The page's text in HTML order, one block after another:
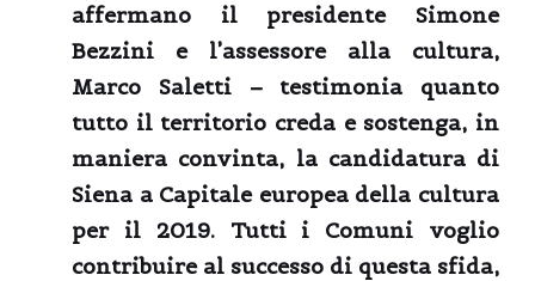
affermano il presidente Simone
Bezzini e l’assessore alla cultura,
Marco Saletti– testimonia quanto
tutto il territorio creda e sostenga, in
maniera convinta, la candidatura di
Siena a Capitale europea della cultura
per il 2019. Tutti i Comuni voglio
contribuire al successo di questa sfida,